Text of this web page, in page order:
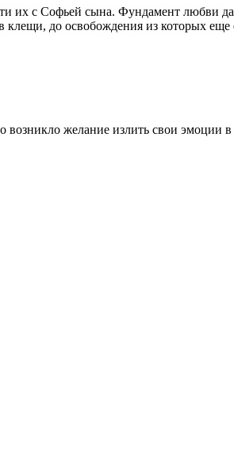
их с Софьей сына. Фундамент любви
до освобождения из которых еще
желание излить свои эмоции